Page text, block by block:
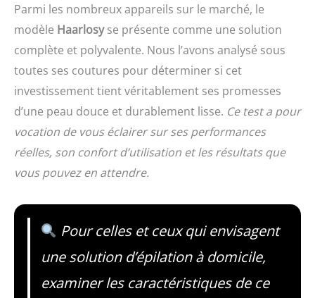
Parmi les nombreux appareils sur le marché, le
modèle Haarlosyse présente comme une solution
complète et polyvalente. Nous l’avons analysé sous
toutes ses coutures pour déterminer si cet
investissement tient véritablement ses promesses
d’une peau douce et durablement lisse. Ce test a pour
vocation de vous éclairer sur ses performances
réelles, son confort d’utilisation et les résultats que
vous pouvez en attendre.
Pour celles et ceux qui envisagent
une solution d’épilation à domicile,
examiner les caractéristiques de ce